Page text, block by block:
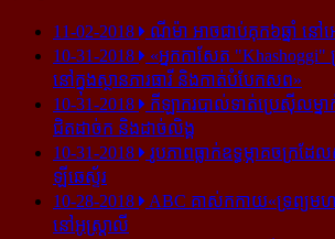
11-02-2018
ណីម៉ា អាច​ជាប់​គុក​៦ឆ្នាំ នៅ​
10-31-2018
«អ្នក​កាសែត "Khashoggi"
នៅ​ក្នុង​ស្ថាន​ភារធារី និង​កាត់​បំបែក​សព»
10-31-2018
កីឡាករ​បាល់ទាត់​ប្រេស៊ីល​ម្នា
ជិត​ដាច់ក និង​ដាច់​លិង្គ
10-31-2018
រូបភាព​ធ្លាក់​ឧទ្ធម្ភាគចក្រ​ដ
ឡីឆេស្ទ័រ
10-28-2018
ABC គាស់​កកាយ​«ទ្រព្យ
នៅ​អូស្ត្រាលី